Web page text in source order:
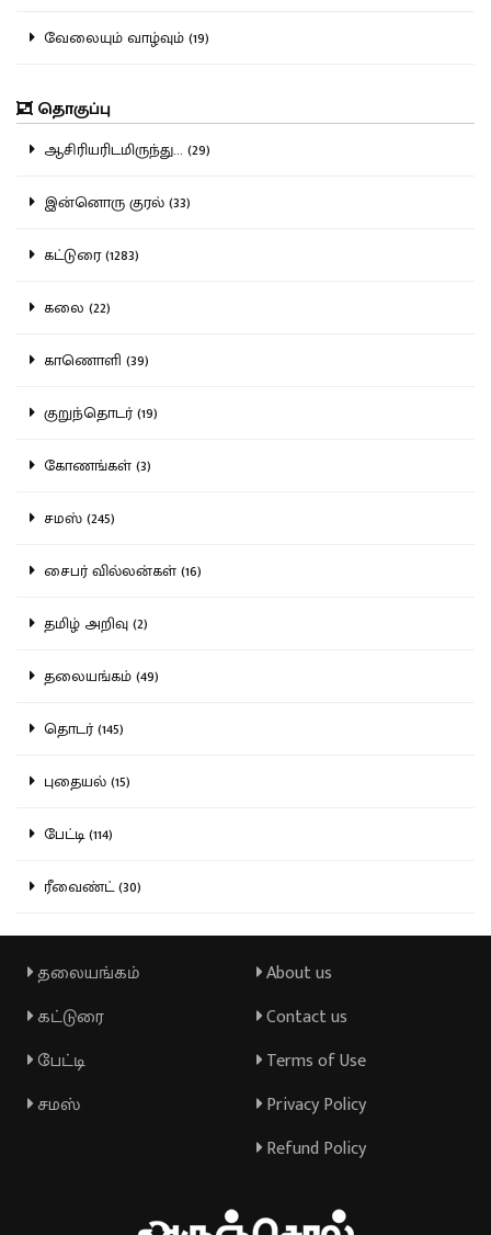
வேலையும் வாழ்வும் (19)
தொகுப்பு
ஆசிரியரிடமிருந்து... (29)
இன்னொரு குரல் (33)
கட்டுரை (1283)
கலை (22)
காணொளி (39)
குறுந்தொடர் (19)
கோணங்கள் (3)
சமஸ் (245)
சைபர் வில்லன்கள் (16)
தமிழ் அறிவு (2)
தலையங்கம் (49)
தொடர் (145)
புதையல் (15)
பேட்டி (114)
ரீவைண்ட் (30)
தலையங்கம்
கட்டுரை
பேட்டி
சமஸ்
About us
Contact us
Terms of Use
Privacy Policy
Refund Policy